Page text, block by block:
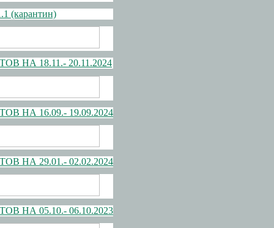
18.11.- 20.11.2024
16.09.- 19.09.2024
29.01.- 02.02.2024
05.10.- 06.10.2023